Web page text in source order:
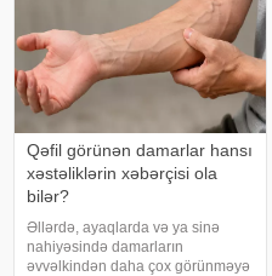
Qəfil görünən damarlar hansı
xəstəliklərin xəbərçisi ola
bilər?
Əllərdə, ayaqlarda və ya sinə
nahiyəsində damarların
əvvəlkindən daha çox görünməyə